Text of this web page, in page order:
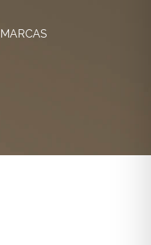
MARCAS